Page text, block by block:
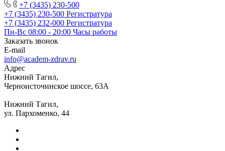
+7 (3435) 230-500
+7 (3435) 230-500 Регистратура
+7 (3435) 232-000 Регистратура
Пн-Вс 08:00 - 20:00 Часы работы
Заказать звонок
E-mail
info@academ-zdrav.ru
Адрес
Нижний Тагил,
Черноисточинское шоссе, 63А
Нижний Тагил,
ул. Пархоменко, 44